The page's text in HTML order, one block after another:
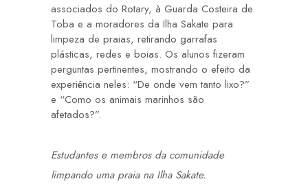
associados do Rotary, à Guarda Costeira de
Toba e a moradores da Ilha Sakate para
limpeza de praias, retirando garrafas
plásticas, redes e boias. Os alunos fizeram
perguntas pertinentes, mostrando o efeito da
experiência neles: “De onde vem tanto lixo?”
e “Como os animais marinhos são
afetados?”.
Estudantes e membros da comunidade
limpando uma praia na Ilha Sakate.